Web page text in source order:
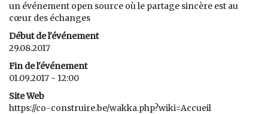
un événement open source où le partage sincère est au
cœur des échanges
Début de l'événement
29.08.2017
Fin de l'événement
01.09.2017 - 12:00
Site Web
https://co-construire.be/wakka.php?wiki=Accueil